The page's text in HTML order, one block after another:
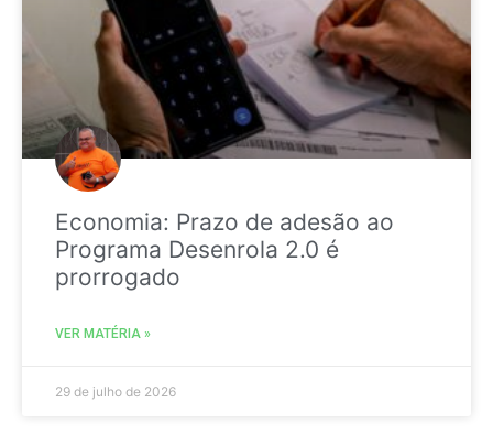
Economia: Prazo de adesão ao
Programa Desenrola 2.0 é
prorrogado
VER MATÉRIA »
29 de julho de 2026